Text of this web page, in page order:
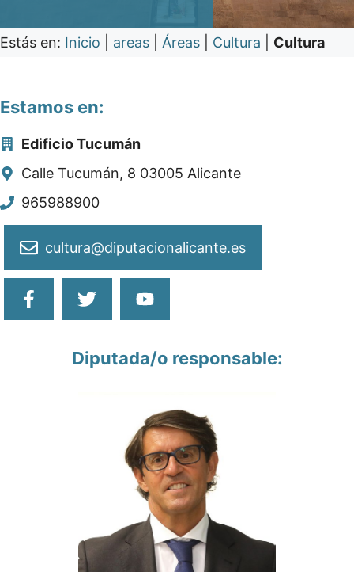
Estás en: Inicio areas Áreas Cultura Cultura
Estamos en:
Edificio Tucumán
Calle Tucumán, 8 03005 Alicante
965988900
cultura@diputacionalicante.es
Diputada/o responsable: